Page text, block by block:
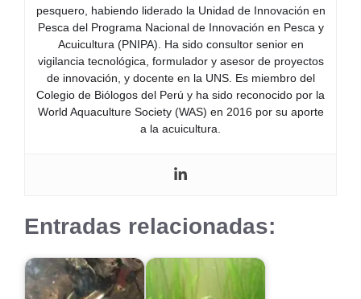
pesquero, habiendo liderado la Unidad de Innovación en
Pesca del Programa Nacional de Innovación en Pesca y
Acuicultura (PNIPA). Ha sido consultor senior en
vigilancia tecnológica, formulador y asesor de proyectos
de innovación, y docente en la UNS. Es miembro del
Colegio de Biólogos del Perú y ha sido reconocido por la
World Aquaculture Society (WAS) en 2016 por su aporte
a la acuicultura.
Entradas relacionadas: